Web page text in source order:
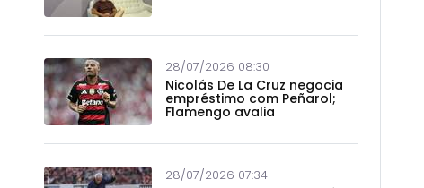
28/07/2026 08:30
Nicolás De La Cruz negocia
empréstimo com Peñarol;
Flamengo avalia
28/07/2026 07:34